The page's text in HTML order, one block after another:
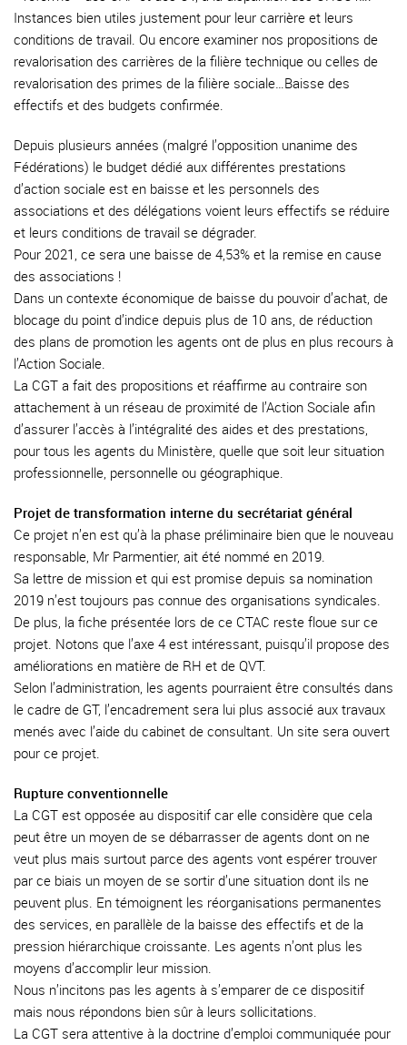
Instances bien utiles justement pour leur carrière et leurs
conditions de travail. Ou encore examiner nos propositions de
revalorisation des carrières de la filière technique ou celles de
revalorisation des primes de la filière sociale…Baisse des
effectifs et des budgets confirmée.
Depuis plusieurs années (malgré l’opposition unanime des
Fédérations) le budget dédié aux différentes prestations
d’action sociale est en baisse et les personnels des
associations et des délégations voient leurs effectifs se réduire
et leurs conditions de travail se dégrader.
Pour 2021, ce sera une baisse de 4,53% et la remise en cause
des associations !
Dans un contexte économique de baisse du pouvoir d’achat, de
blocage du point d’indice depuis plus de 10 ans, de réduction
des plans de promotion les agents ont de plus en plus recours à
l’Action Sociale.
La CGT a fait des propositions et réaffirme au contraire son
attachement à un réseau de proximité de l’Action Sociale afin
d’assurer l’accès à l’intégralité des aides et des prestations,
pour tous les agents du Ministère, quelle que soit leur situation
professionnelle, personnelle ou géographique.
Projet de transformation interne du secrétariat général
Ce projet n’en est qu’à la phase préliminaire bien que le nouveau
responsable, Mr Parmentier, ait été nommé en 2019.
Sa lettre de mission et qui est promise depuis sa nomination
2019 n’est toujours pas connue des organisations syndicales.
De plus, la fiche présentée lors de ce CTAC reste floue sur ce
projet. Notons que l’axe 4 est intéressant, puisqu’il propose des
améliorations en matière de RH et de QVT.
Selon l’administration, les agents pourraient être consultés dans
le cadre de GT, l’encadrement sera lui plus associé aux travaux
menés avec l’aide du cabinet de consultant. Un site sera ouvert
pour ce projet.
Rupture conventionnelle
La CGT est opposée au dispositif car elle considère que cela
peut être un moyen de se débarrasser de agents dont on ne
veut plus mais surtout parce des agents vont espérer trouver
par ce biais un moyen de se sortir d’une situation dont ils ne
peuvent plus. En témoignent les réorganisations permanentes
des services, en parallèle de la baisse des effectifs et de la
pression hiérarchique croissante. Les agents n’ont plus les
moyens d’accomplir leur mission.
Nous n’incitons pas les agents à s’emparer de ce dispositif
mais nous répondons bien sûr à leurs sollicitations.
La CGT sera attentive à la doctrine d’emploi communiquée pour